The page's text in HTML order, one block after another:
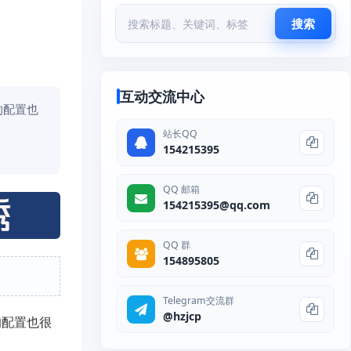
置也
置也很
搜索
互动交流中心
站长QQ
154215395
QQ 邮箱
154215395@qq.com
QQ 群
154895805
Telegram交流群
@hzjcp